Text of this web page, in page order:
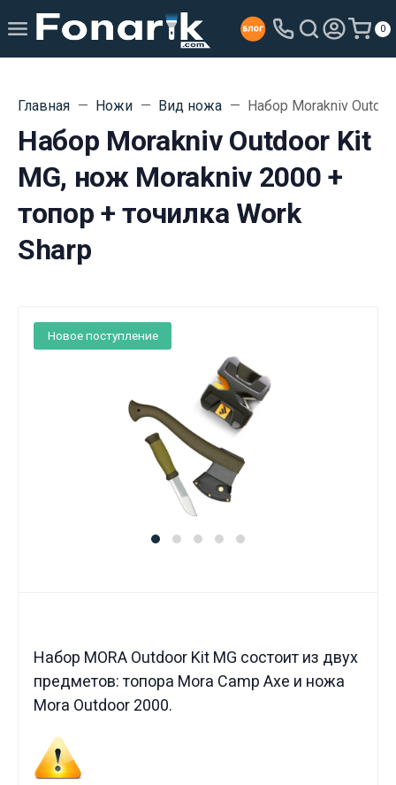
0
Главная Ножи Вид ножа Набор Morakniv
Набор Morakniv Outdoor Kit
MG, нож Morakniv 2000 +
топор + точилка Work
Sharp
Новое поступление
Набор MORA Outdoor Kit MG состоит из двух
предметов: топора Mora Camp Axe и ножа
Mora Outdoor 2000.